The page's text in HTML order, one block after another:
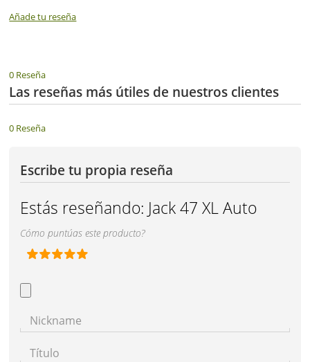
Añade tu reseña
0 Reseña
Las reseñas más útiles de nuestros clientes
0 Reseña
Escribe tu propia reseña
Estás reseñando: Jack 47 XL Auto
Cómo puntúas este producto?
Nickname
Título